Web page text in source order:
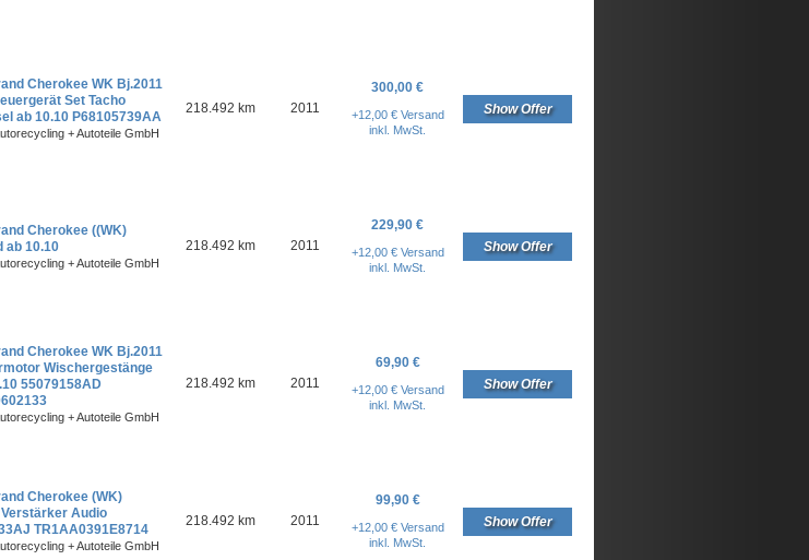
Cherokee WK Bj.2011
Set Tacho
ab 10.10 P68105739AA
+ Autoteile GmbH
218.492 km 2011
300,00 €
+12,00 € Versand
inkl. MwSt.
Show Offer
Cherokee ((WK)
ab 10.10
+ Autoteile GmbH
218.492 km 2011
229,90 €
+12,00 € Versand
inkl. MwSt.
Show Offer
Cherokee WK Bj.2011
Wischergestänge
55079158AD
+ Autoteile GmbH
218.492 km 2011
69,90 €
+12,00 € Versand
inkl. MwSt.
Show Offer
Cherokee (WK)
Verstärker Audio
TR1AA0391E8714
+ Autoteile GmbH
218.492 km 2011
99,90 €
+12,00 € Versand
inkl. MwSt.
Show Offer